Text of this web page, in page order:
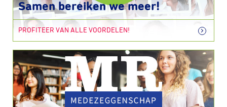
Samen bereiken we meer!
PROFITEER VAN ALLE VOORDELEN!